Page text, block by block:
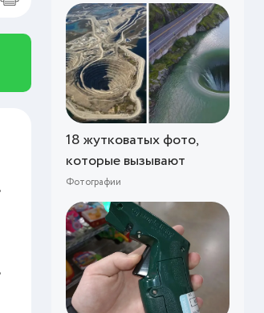
18 жутковатых фото,
которые вызывают
Фотографии